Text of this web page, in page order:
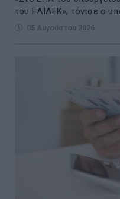
του ΕΛΙΔΕΚ», τόνισε ο
05 Αυγούστου 2026